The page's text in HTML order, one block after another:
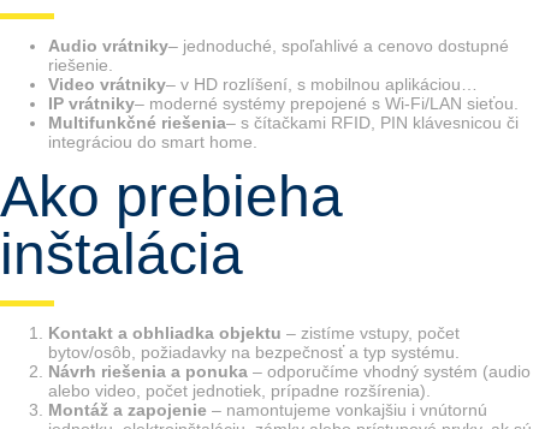
Audio vrátniky– jednoduché, spoľahlivé a cenovo dostupné
riešenie.
Video vrátniky– v HD rozlíšení, s mobilnou aplikáciou…
IP vrátniky– moderné systémy prepojené s Wi-Fi/LAN sieťou.
Multifunkčné riešenia– s čítačkami RFID, PIN klávesnicou či
integráciou do smart home.
Ako prebieha
inštalácia
Kontakt a obhliadka objektu – zistíme vstupy, počet
bytov/osôb, požiadavky na bezpečnosť a typ systému.
Návrh riešenia a ponuka – odporučíme vhodný systém (audio
alebo video, počet jednotiek, prípadne rozšírenia).
Montáž a zapojenie – namontujeme vonkajšiu i vnútornú